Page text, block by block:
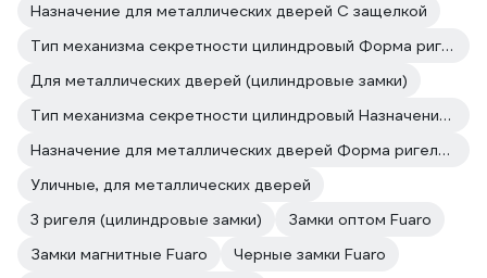
Назначение для металлических дверей С защелкой
Тип механизма секретности цилиндровый Форма ригеля цилиндр
Для металлических дверей (цилиндровые замки)
Тип механизма секретности цилиндровый Назначение для металлических дверей
Назначение для металлических дверей Форма ригеля цилиндр
Уличные, для металлических дверей
3 ригеля (цилиндровые замки)
Замки оптом Fuaro
Замки магнитные Fuaro
Черные замки Fuaro